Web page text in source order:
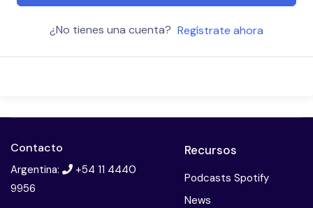
¿No tienes una cuenta? Regístrate ahora
Contacto
Argentina:
+54 11 4440
9956
Recursos
Podcasts Spotify
News